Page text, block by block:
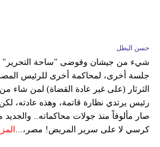
حسن البطل
شيء من جيشان وفوضى "ساحة التحرير"
جلسة أخرى، لمحاكمة أخرى للرئيس
الثرثار (على غير عادة القضاة) لمن شاء
رئيس يرتدي نظارة قاتمة، وهذه عادته،
صار مألوفاً منذ جولات محاكماته..
كرسي لا على سرير المريض! مصر،...